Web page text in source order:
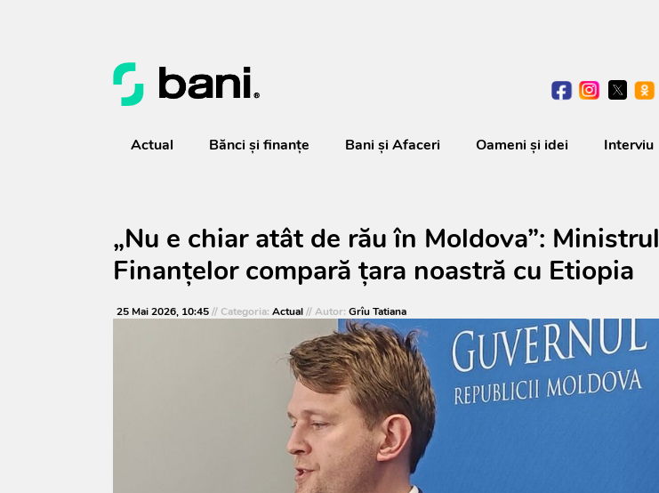
Actual Bănci şi finanţe Bani și Afaceri Oameni şi idei Interviu
„Nu e chiar atât de rău în Moldova”: Ministrul
Finanțelor compară țara noastră cu Etiopia
25 Mai 2026, 10:45// Categoria: Actual// Autor: Grîu Tatiana